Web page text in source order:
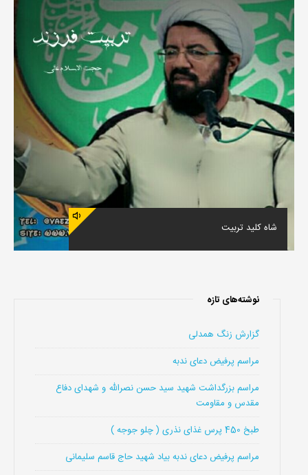
شاه کلید تربیت
نوشته‌های تازه
گزارش زنگ همدلی
مراسم پرفیض دعای ندبه
مراسم بزرگداشت شهید سید حسن نصرالله و شهدای دفاع
مقدس و مقاومت
طبخ 450 پرس غذای نذری ( چلو جوجه )
مراسم پرفیض دعای ندبه بیاد شهید حاج قاسم سلیمانی